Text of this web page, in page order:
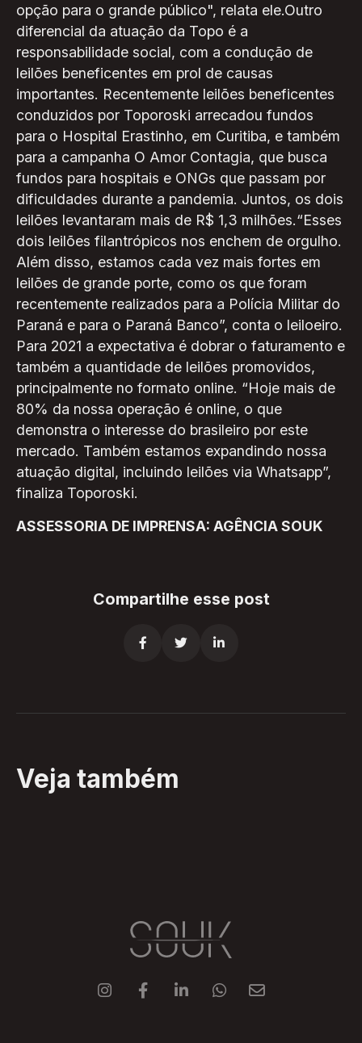
opção para o grande público", relata ele.Outro
diferencial da atuação da Topo é a
responsabilidade social, com a condução de
leilões beneficentes em prol de causas
importantes. Recentemente leilões beneficentes
conduzidos por Toporoski arrecadou fundos
para o Hospital Erastinho, em Curitiba, e também
para a campanha O Amor Contagia, que busca
fundos para hospitais e ONGs que passam por
dificuldades durante a pandemia. Juntos, os dois
leilões levantaram mais de R$ 1,3 milhões.“Esses
dois leilões filantrópicos nos enchem de orgulho.
Além disso, estamos cada vez mais fortes em
leilões de grande porte, como os que foram
recentemente realizados para a Polícia Militar do
Paraná e para o Paraná Banco”, conta o leiloeiro.
Para 2021 a expectativa é dobrar o faturamento e
também a quantidade de leilões promovidos,
principalmente no formato online. “Hoje mais de
80% da nossa operação é online, o que
demonstra o interesse do brasileiro por este
mercado. Também estamos expandindo nossa
atuação digital, incluindo leilões via Whatsapp”,
finaliza Toporoski.
ASSESSORIA DE IMPRENSA: AGÊNCIA SOUK
Compartilhe esse post
  
Veja também
    